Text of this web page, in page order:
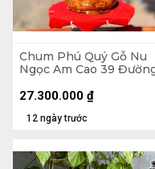
Chum Phú Quý Gỗ Nu
Ngọc Am Cao 39
(cm)
12 ngày trước
27.300.000 ₫